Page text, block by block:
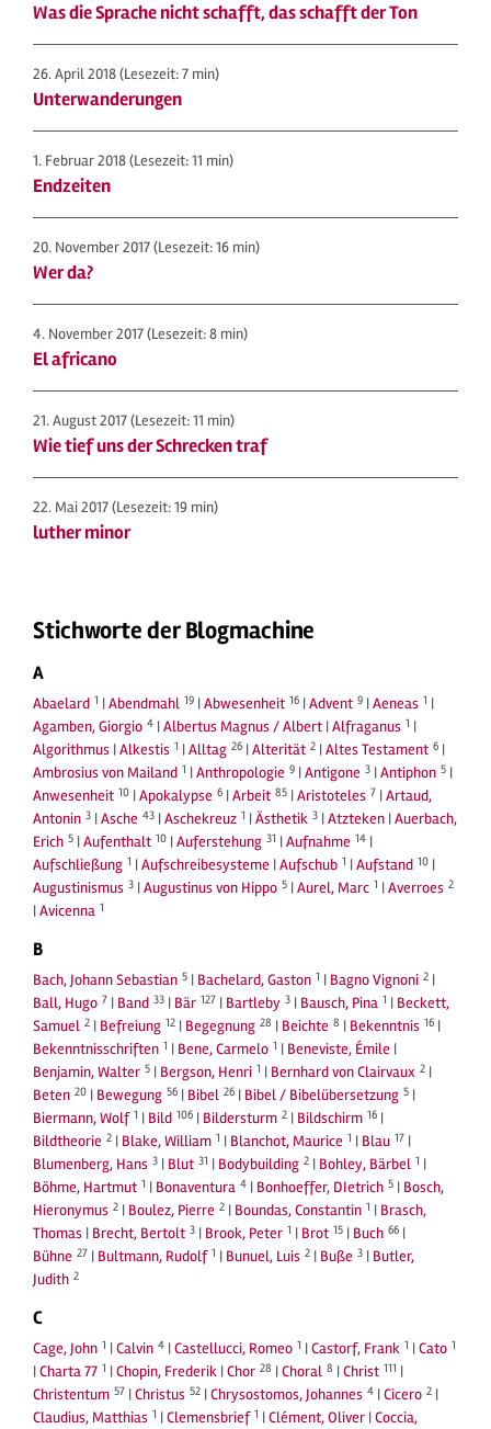
Was die Sprache nicht schafft, das schafft der Ton
26. April 2018(Lesezeit: 7 min)
Unterwanderungen
1. Februar 2018(Lesezeit: 11 min)
Endzeiten
20. November 2017(Lesezeit: 16 min)
Wer da?
4. November 2017(Lesezeit: 8 min)
El africano
21. August 2017(Lesezeit: 11 min)
Wie tief uns der Schrecken traf
22. Mai 2017(Lesezeit: 19 min)
luther minor
Stichworte der Blogmachine
A
Abaelard 1 |Abendmahl 19 |Abwesenheit 16 |Advent 9 |Aeneas 1 |
Agamben, Giorgio 4 |Albertus Magnus / Albert |Alfraganus 1 |
Algorithmus |Alkestis 1 |Alltag 26 |Alterität 2 |Altes Testament 6 |
Ambrosius von Mailand 1 |Anthropologie 9 |Antigone 3 |Antiphon 5 |
Anwesenheit 10 |Apokalypse 6 |Arbeit 85 |Aristoteles 7 |Artaud,
Antonin 3 |Asche 43 |Aschekreuz 1 |Ästhetik 3 |Atzteken |Auerbach,
Erich 5 |Aufenthalt 10 |Auferstehung 31 |Aufnahme 14 |
Aufschließung 1 |Aufschreibesysteme |Aufschub 1 |Aufstand 10 |
Augustinismus 3 |Augustinus von Hippo 5 |Aurel, Marc 1 |Averroes 2
|Avicenna 1
B
Bach, Johann Sebastian 5 | Bachelard, Gaston 1 | Bagno Vignoni 2 |
Ball, Hugo 7 | Band 33 | Bär 127 | Bartleby 3 | Bausch, Pina 1 | Beckett,
Samuel 2 | Befreiung 12 | Begegnung 28 | Beichte 8 | Bekenntnis 16 |
Bekenntnisschriften 1 | Bene, Carmelo 1 | Beneviste, Émile |
Benjamin, Walter 5 | Bergson, Henri 1 | Bernhard von Clairvaux 2 |
Beten 20 | Bewegung 56 | Bibel 26 | Bibel / Bibelübersetzung 5 |
Biermann, Wolf 1 | Bild 106 | Bildersturm 2 | Bildschirm 16 |
Bildtheorie 2 | Blake, William 1 | Blanchot, Maurice 1 | Blau 17 |
Blumenberg, Hans 3 | Blut 31 | Bodybuilding 2 | Bohley, Bärbel 1 |
Böhme, Hartmut 1 | Bonaventura 4 | Bonhoeffer, DIetrich 5 | Bosch,
Hieronymus 2 | Boulez, Pierre 2 | Boundas, Constantin 1 | Brasch,
Thomas | Brecht, Bertolt 3 | Brook, Peter 1 | Brot 15 | Buch 66 |
Bühne 27 | Bultmann, Rudolf 1 | Bunuel, Luis 2 | Buße 3 | Butler,
Judith 2
C
Cage, John 1 |Calvin 4 |Castellucci, Romeo 1 |Castorf, Frank 1 |Cato 1
|Charta 77 1 |Chopin, Frederik |Chor 28 |Choral 8 |Christ 111 |
Christentum 57 |Christus 52 |Chrysostomos, Johannes 4 |Cicero 2 |
Claudius, Matthias 1 |Clemensbrief 1 |Clément, Oliver |Coccia,